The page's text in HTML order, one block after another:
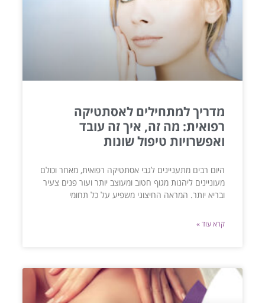
מדריך למתחילים לאסתטיקה
רפואית: מה זה, איך זה עובד
ואפשרויות טיפול שונות
היום רבים מתעניינים לגבי אסתטיקה רפואית, מאחר וכולם
מעוניינים ליהנות מגוף חטוב ומעוצב יותר ועור פנים צעיר
ובריא יותר. המראה החיצוני משפיע על כל תחומי
קרא עוד »